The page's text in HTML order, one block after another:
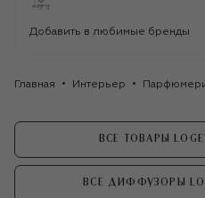
Добавить в любимые бренды
Главная Интерьер
ВСЕ ТОВАРЫ
ВСЕ ДИФФУЗОРЫ